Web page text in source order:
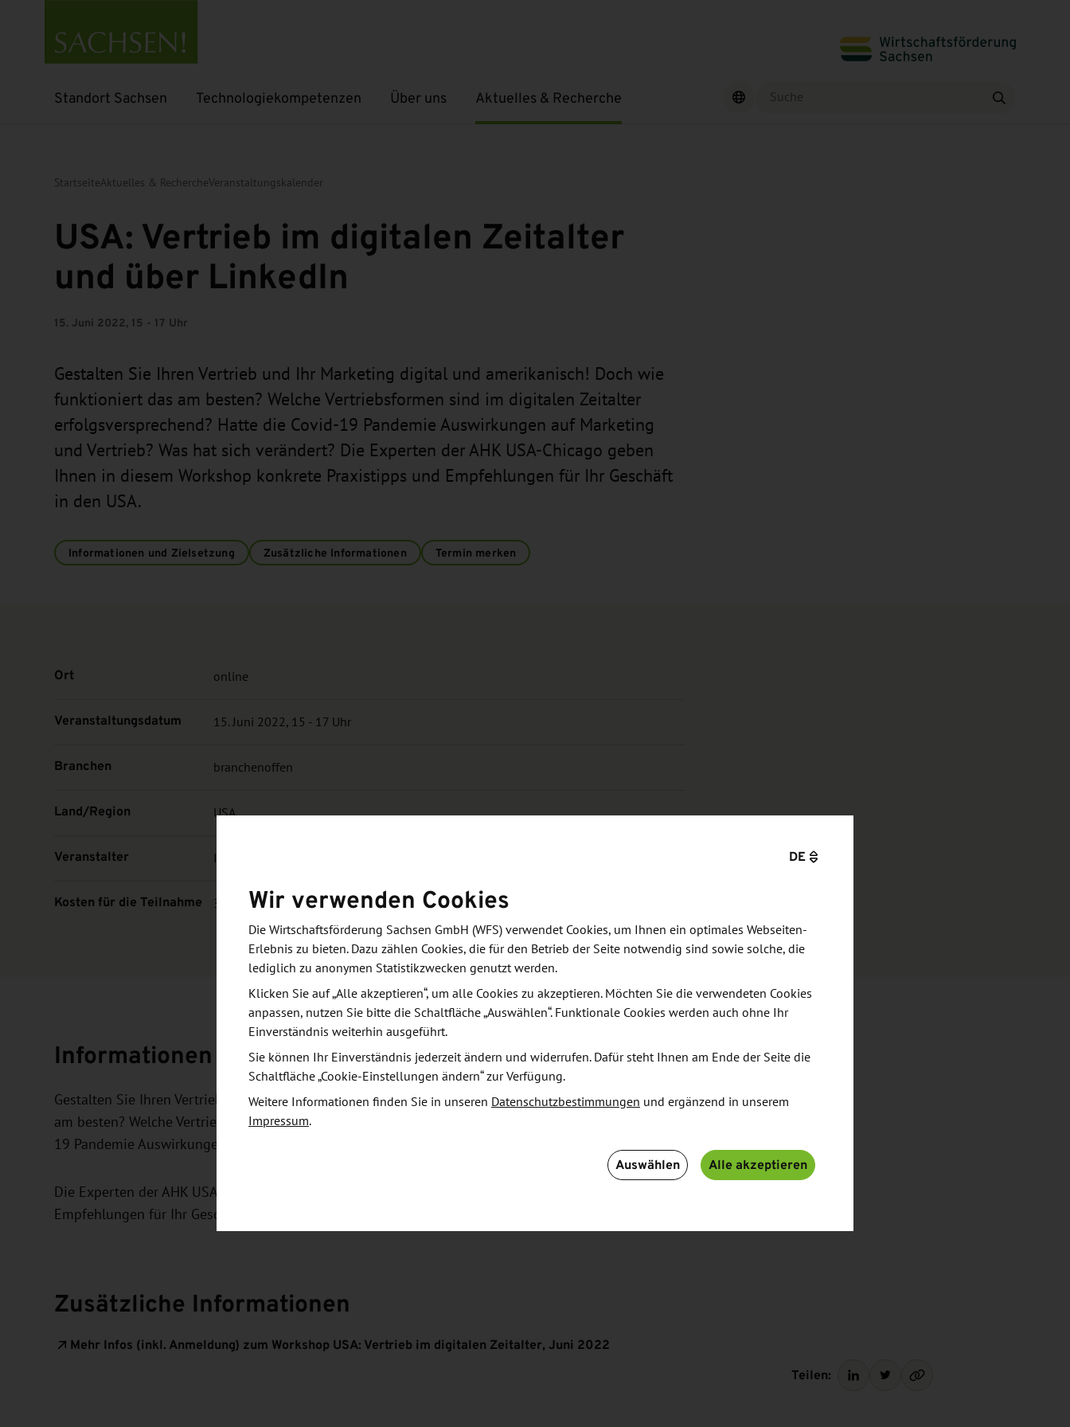
Standort Sachsen
Untermenü öffnen Technologiekompetenzen
Untermenü öffnen Über uns
Untermenü öffnenAktuelles & Recherche
Untermenü öffnen Finden
StartseiteAktuelles & RechercheVeranstaltungskalender
USA: Vertrieb im digitalen Zeitalter
und über LinkedIn
15. Juni 2022, 15 - 17 Uhr
Gestalten Sie Ihren Vertrieb und Ihr Marketing digital und amerikanisch! Doch wie
funktioniert das am besten? Welche Vertriebsformen sind im digitalen Zeitalter
erfolgsversprechend? Hatte die Covid-19 Pandemie Auswirkungen auf Marketing
und Vertrieb? Was hat sich verändert? Die Experten der AHK USA-Chicago geben
Ihnen in diesem Workshop konkrete Praxistipps und Empfehlungen für Ihr Geschäft
in den USA.
Informationen und Zielsetzung Zusätzliche Informationen Termin merken
Ort online
Veranstaltungsdatum 15. Juni 2022, 15 - 17 Uhr
Branchen branchenoffen
Land/Region USA
Veranstalter IHK Dresden
Kosten für die Teilnahme 30,00 Euro brutto
Informationen und Zielsetzung
Gestalten Sie Ihren Vertrieb und Ihr Marketing digital und amerikanisch! Doch wie funktioniert das
am besten? Welche Vertriebsformen sind im digitalen Zeitalter erfolgsversprechend? Hatte die Covid-
19 Pandemie Auswirkungen auf Marketing und Vertrieb? Was hat sich verändert?
Die Experten der AHK USA-Chicago geben Ihnen in diesem Workshop konkrete Praxistipps und
Empfehlungen für Ihr Geschäft in den USA.
Zusätzliche Informationen
Mehr Infos (inkl. Anmeldung) zum Workshop USA: Vertrieb im digitalen Zeitalter, Juni 2022
Teilen:
DE
Wir verwenden Cookies
Die Wirtschaftsförderung Sachsen GmbH (WFS) verwendet Cookies, um Ihnen ein optimales Webseiten-
Erlebnis zu bieten. Dazu zählen Cookies, die für den Betrieb der Seite notwendig sind sowie solche, die
lediglich zu anonymen Statistikzwecken genutzt werden.
Klicken Sie auf „Alle akzeptieren“, um alle Cookies zu akzeptieren. Möchten Sie die verwendeten Cookies
anpassen, nutzen Sie bitte die Schaltfläche „Auswählen“. Funktionale Cookies werden auch ohne Ihr
Einverständnis weiterhin ausgeführt.
Sie können Ihr Einverständnis jederzeit ändern und widerrufen. Dafür steht Ihnen am Ende der Seite die
Schaltfläche „Cookie-Einstellungen ändern“ zur Verfügung.
Weitere Informationen finden Sie in unseren Datenschutzbestimmungen und ergänzend in unserem
Impressum.
Auswählen Alle akzeptieren